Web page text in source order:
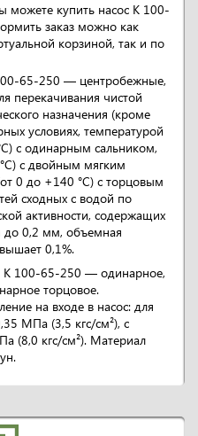
можете купить насос К 100-
заказ можно как
корзиной, так и по
65-250 — центробежные,
перекачивания чистой
назначения (кроме
условиях, температурой
с одинарным сальником,
с двойным мягким
0 до +140 °С) с торцовым
сходных с водой по
активности, содержащих
до 0,2 мм, объемная
0,1%.
К 100-65-250 — одинарное,
торцовое.
на входе в насос: для
МПа (3,5 кгс/см²), с
(8,0 кгс/см²). Материал